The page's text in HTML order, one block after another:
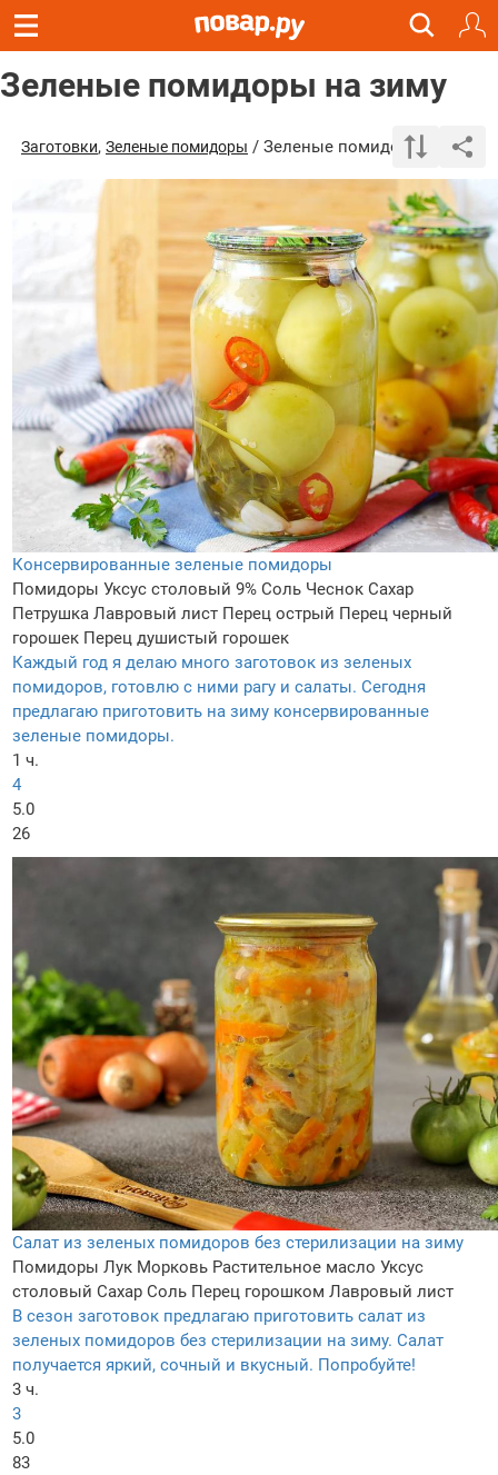
Зеленые помидоры на зиму
Заготовки, Зеленые помидоры / Зеленые помидоры на зиму
Консервированные зеленые помидоры
Помидоры Уксус столовый 9% Соль Чеснок Сахар
Петрушка Лавровый лист Перец острый Перец черный
горошек Перец душистый горошек
Каждый год я делаю много заготовок из зеленых
помидоров, готовлю с ними рагу и салаты. Сегодня
предлагаю приготовить на зиму консервированные
зеленые помидоры.
1 ч.
4
5.0
26
Салат из зеленых помидоров без стерилизации на зиму
Помидоры Лук Морковь Растительное масло Уксус
столовый Сахар Соль Перец горошком Лавровый лист
В сезон заготовок предлагаю приготовить салат из
зеленых помидоров без стерилизации на зиму. Салат
получается яркий, сочный и вкусный. Попробуйте!
3 ч.
3
5.0
83